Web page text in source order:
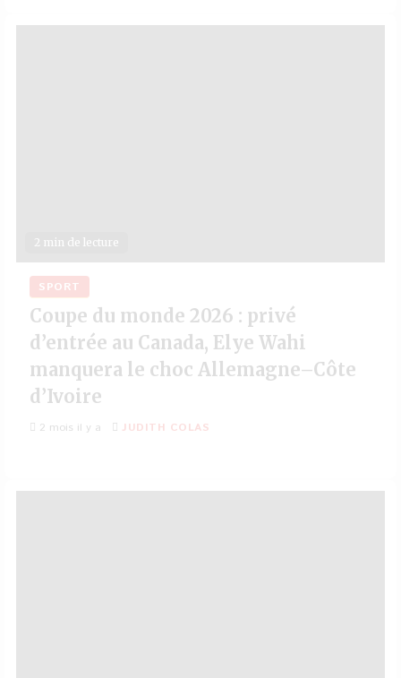
2 min de lecture
SPORT
Coupe du monde 2026 : privé
d’entrée au Canada, Elye Wahi
manquera le choc Allemagne–Côte
d’Ivoire
2 mois il y a JUDITH COLAS